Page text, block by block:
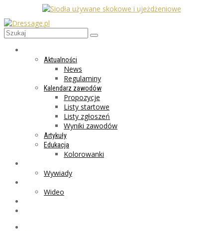
Aktualności
News
Regulaminy
Kalendarz zawodów
Propozycje
Listy startowe
Listy zgłoszeń
Wyniki zawodów
Artykuły
Edukacja
Kolorowanki
Wywiady
Wideo